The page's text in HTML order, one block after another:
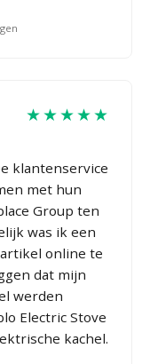
★★★★★
klantenservice
met hun
Group ten
was ik een
online te
dat mijn
werden
Electric Stove
kachel.